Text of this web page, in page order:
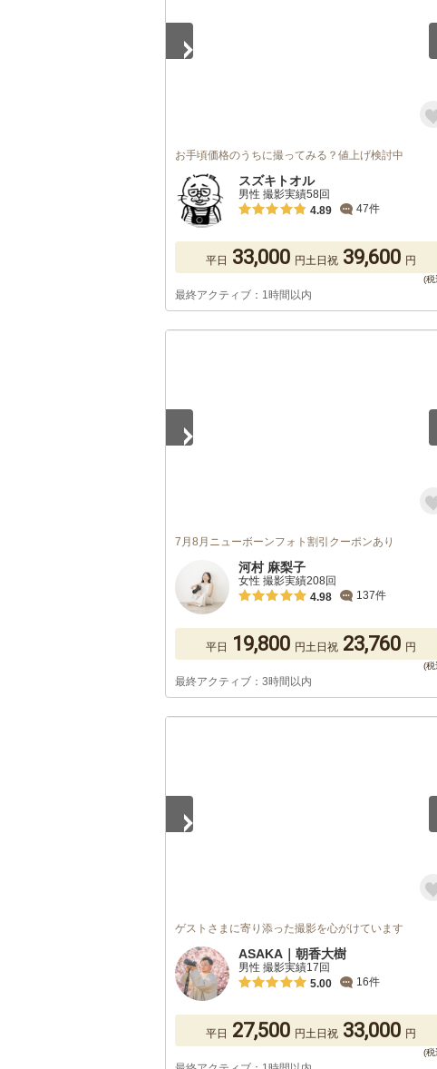
お手頃価格のうちに撮ってみる？値上げ検討中
スズキトオル
男性 撮影実績58回
4.89
47件
平日 33,000 円土日祝 39,600 円
最終アクティブ：1時間以内
7月8月ニューボーンフォト割引クーポンあり
河村 麻梨子
女性 撮影実績208回
4.98
137件
平日 19,800 円土日祝 23,760 円
最終アクティブ：3時間以内
ゲストさまに寄り添った撮影を心がけています
ASAKA｜朝香大樹
男性 撮影実績17回
5.00
16件
平日 27,500 円土日祝 33,000 円